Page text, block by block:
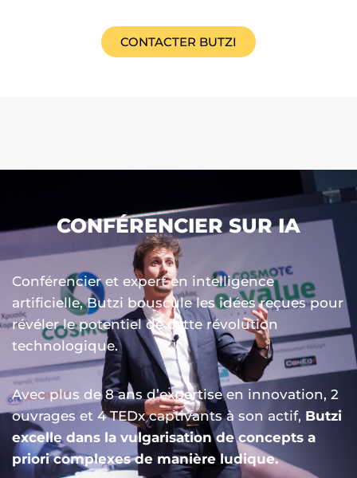
CONTACTER BUTZI
CONFÉRENCIER SUR IA
Conférencier et expert en intelligence
artificielle, Butzi bouscule les idées reçues pour
révéler le potentiel de cette révolution
technologique.
Avec plus de 8 ans d’expertise en innovation, 2
ouvrages et 4TEDxcaptivants à son actif, Butzi
excelle dans la vulgarisationde concepts a
priori complexes de manière ludique.